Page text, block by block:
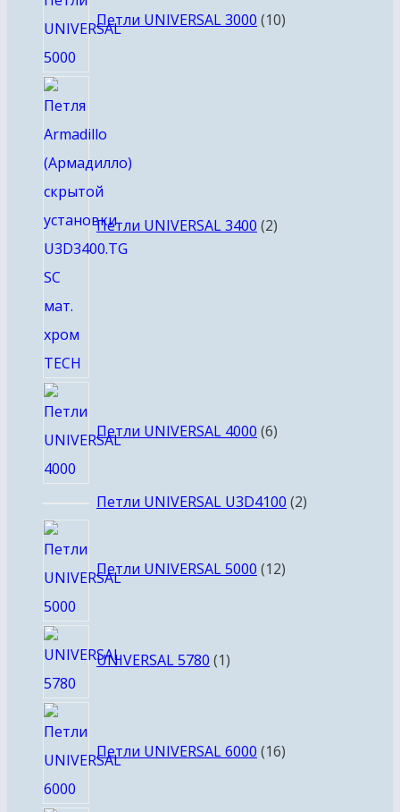
Петли UNIVERSAL 3000 10товаров
Петли UNIVERSAL 3400 2
Петли UNIVERSAL 4000 6товаров
Петли UNIVERSAL U3D4100 22
Петли UNIVERSAL 5000 12товаров
UNIVERSAL 5780 1товар
Петли UNIVERSAL 6000 16товаров